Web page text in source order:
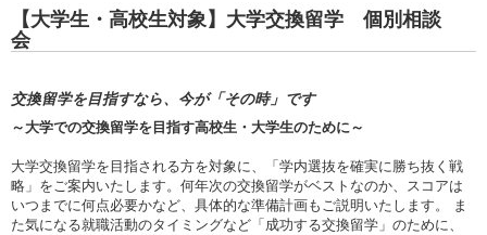
【大学生・高校生対象】大学交換留学 個別相談
会
交換留学を目指すなら、今が「その時」です
～大学での交換留学を目指す高校生・大学生のために～
大学交換留学を目指される方を対象に、「学内選抜を確実に勝ち抜く戦
略」をご案内いたします。何年次の交換留学がベストなのか、スコアは
いつまでに何点必要かなど、具体的な準備計画もご説明いたします。 ま
た気になる就職活動のタイミングなど「成功する交換留学」のために、